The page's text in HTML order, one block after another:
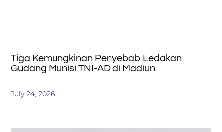
Tiga Kemungkinan Penyebab Ledakan
Gudang Munisi TNI-AD di Madiun
July 24, 2026